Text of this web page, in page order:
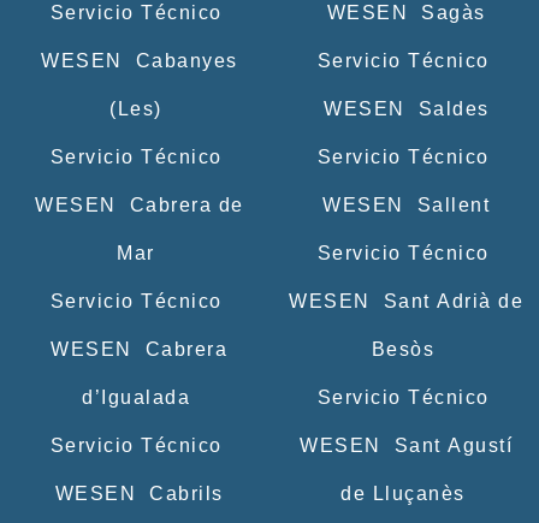
Servicio Técnico
WESEN Cabanyes
(Les)
Servicio Técnico
WESEN Cabrera de
Mar
Servicio Técnico
WESEN Cabrera
d’Igualada
Servicio Técnico
WESEN Cabrils
WESEN Sagàs
Servicio Técnico
WESEN Saldes
Servicio Técnico
WESEN Sallent
Servicio Técnico
WESEN Sant Adrià de
Besòs
Servicio Técnico
WESEN Sant Agustí
de Lluçanès